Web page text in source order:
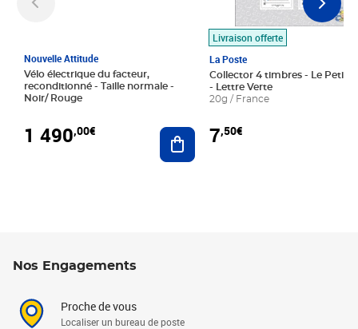
Nouvelle Attitude
Vélo électrique du facteur,
reconditionné - Taille normale -
Noir/ Rouge
1 490,00€ Ajouter au panier
Livraison offerte
La Poste
Collector 4 timbres - Le Petit
- Lettre Verte
20g / France
7,50€
Nos Engagements
Proche de vous
Localiser un bureau de poste